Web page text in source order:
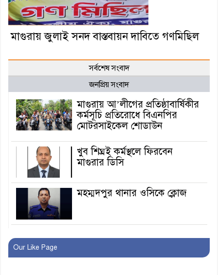
মাগুরায় জুলাই সনদ বাস্তবায়ন দাবিতে গণমিছিল
সর্বশেষ সংবাদ
জনপ্রিয় সংবাদ
মাগুরায় আ’লীগের প্রতিষ্ঠাবার্ষিকীর
কর্মসূচি প্রতিরোধে বিএনপির
মোটরসাইকেল শোডাউন
খুব শিঘ্রই কর্মস্থলে ফিরবেন
মাগুরার ডিসি
মহম্মদপুর থানার ওসিকে ক্লোজ
কোলে
Our Like Page